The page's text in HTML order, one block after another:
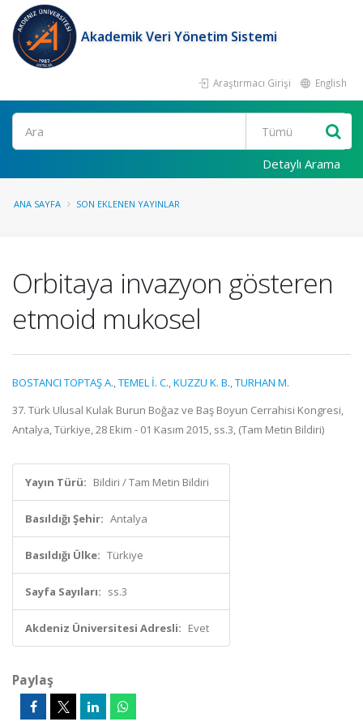
Akademik Veri Yönetim Sistemi
Araştırmacı Girişi English
Ara
Detaylı Arama
ANA SAYFA SON EKLENEN YAYINLAR
Orbitaya invazyon gösteren
etmoid mukosel
BOSTANCI TOPTAŞ A.,TEMEL İ. C.,KUZZU K. B.,TURHAN M.
37. Türk Ulusal Kulak Burun Boğaz ve Baş Boyun Cerrahisi Kongresi,
Antalya, Türkiye, 28 Ekim - 01 Kasım 2015, ss.3, (Tam Metin Bildiri)
Yayın Türü: Bildiri / Tam Metin Bildiri
Basıldığı Şehir: Antalya
Basıldığı Ülke: Türkiye
Sayfa Sayıları: ss.3
Akdeniz Üniversitesi Adresli: Evet
Paylaş